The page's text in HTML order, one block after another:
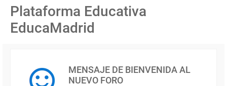
Plataforma Educativa
EducaMadrid
MENSAJE DE BIENVENIDA AL
NUEVO FORO